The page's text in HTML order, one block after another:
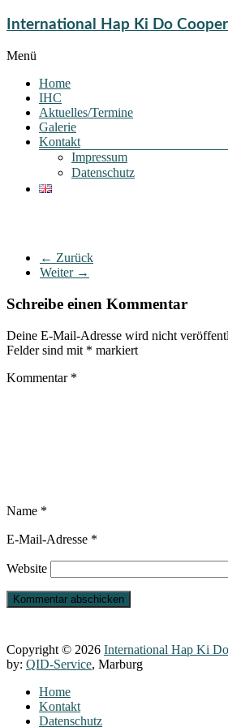
International Hap Ki Do
Menü
Home
IHC
Aktuelles/Termine
Galerie
Kontakt
Impressum
Datenschutz
← Zurück
Weiter →
Schreibe einen Kommentar
Deine E-Mail-Adresse wird nicht
Felder sind mit * markiert
Kommentar *
Name *
E-Mail-Adresse *
Website
Copyright © 2026 International Hap Ki
by: QID-Service, Marburg
Home
Kontakt
Datenschutz